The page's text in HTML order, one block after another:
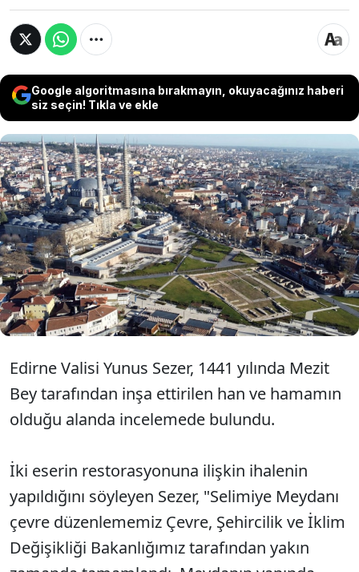
Google algoritmasına bırakmayın, okuyacağınız haberi
siz seçin! Tıkla ve ekle
Edirne'de Selimiye Meydanı'ndaki 15.
yüzyıl eserlerinden Havlucular Hanı ve
Mezit Bey Hamamı'nın gelecek ay
restorasyonuna başlanacak.
Edirne Valisi Yunus Sezer, 1441 yılında Mezit
Bey tarafından inşa ettirilen han ve hamamın
olduğu alanda incelemede bulundu.
İki eserin restorasyonuna ilişkin ihalenin
yapıldığını söyleyen Sezer, "Selimiye Meydanı
çevre düzenlememiz Çevre, Şehircilik ve İklim
Değişikliği Bakanlığımız tarafından yakın